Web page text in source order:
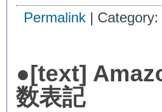
Permalink | Category:
●[text]
数表記